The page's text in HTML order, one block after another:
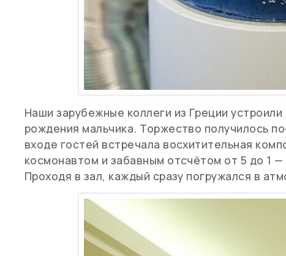
Наши зарубежные коллеги из Греции
рождения мальчика. Торжество получилось
входе гостей встречала восхитительная
космонавтом и забавным отсчётом от 5 до 1
Проходя в зал, каждый сразу погружался в